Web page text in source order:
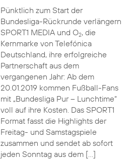
Pünktlich zum Start der
Bundesliga-Rückrunde verlängern
SPORT1 MEDIA und O2, die
Kernmarke von Telefónica
Deutschland, ihre erfolgreiche
Partnerschaft aus dem
vergangenen Jahr: Ab dem
20.01.2019 kommen Fußball-Fans
mit „Bundesliga Pur – Lunchtime“
voll auf ihre Kosten. Das SPORT1
Format fasst die Highlights der
Freitag- und Samstagspiele
zusammen und sendet ab sofort
jeden Sonntag aus dem […]